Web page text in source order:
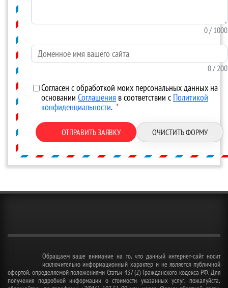
0/ 1000
Доменное имя вашего сайта
0/ 200
Согласен с обработкой моих персональных данных на
основании Соглашения в соответствии с Политикой
конфиденциальности. *
ОТПРАВИТЬ ЗАЯВКУ ОЧИСТИТЬ ФОРМУ
Обращаем ваше внимание на то, что данный интернет-сайт носит
исключительно информационный характер и не является публичной
офертой, определяемой положениями Статьи 437 (2) Гражданского кодекса РФ. Для
получения подробной информации о стоимости указанных услуг, пожалуйста,